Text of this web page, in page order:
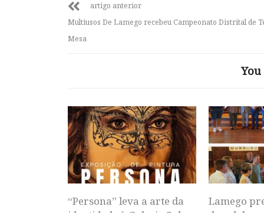
artigo anterior
Multiusos De Lamego recebeu Campeonato Distrital de
Mesa
“Persona” leva a arte da
Lamego